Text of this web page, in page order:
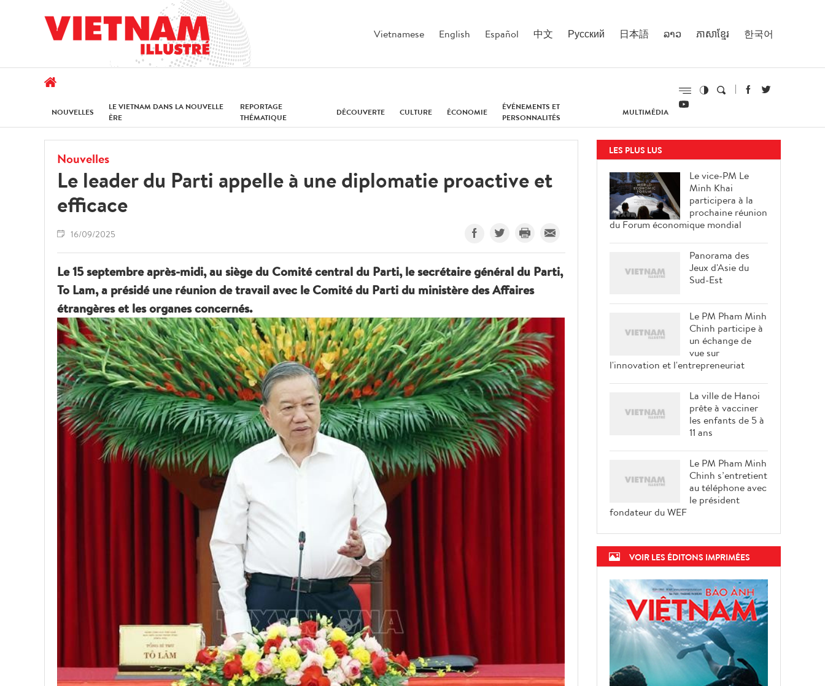
Vietnamese English Español 中文 Русский 日本語 ລາວ ភាសាខ្មែរ 한국어
NOUVELLES
LE VIETNAM DANS LA NOUVELLE
ÈRE
REPORTAGE
THÉMATIQUE
DÉCOUVERTE CULTURE ÉCONOMIE
ÉVÉNEMENTS ET
PERSONNALITÉS
MULTIMÉDIA
Nouvelles
Le leader du Parti appelle à une diplomatie proactive et
efficace
16/09/2025
Le 15 septembre après-midi, au siège du Comité central du Parti, le secrétaire général du Parti,
To Lam, a présidé une réunion de travail avec le Comité du Parti du ministère des Affaires
étrangères et les organes concernés.
LES PLUS LUS
Le vice-PM Le
Minh Khai
participera à la
prochaine réunion
du Forum économique mondial
Panorama des
Jeux d'Asie du
Sud-Est
Le PM Pham Minh
Chinh participe à
un échange de
vue sur
l'innovation et l'entrepreneuriat
La ville de Hanoi
prête à vacciner
les enfants de 5 à
11 ans
Le PM Pham Minh
Chinh s’entretient
au téléphone avec
le président
fondateur du WEF
VOIR LES ÉDITONS IMPRIMÉES